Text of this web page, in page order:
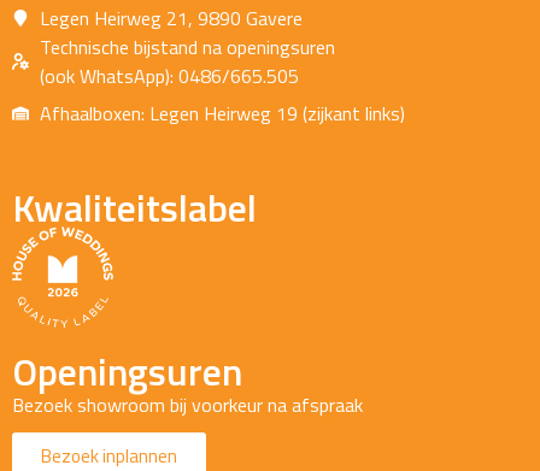
Legen Heirweg 21, 9890 Gavere
Technische bijstand na openingsuren
(ook WhatsApp): 0486/665.505
Afhaalboxen: Legen Heirweg 19 (zijkant links)
Kwaliteitslabel
Openingsuren
Bezoek showroom bij voorkeur na afspraak
Bezoek inplannen